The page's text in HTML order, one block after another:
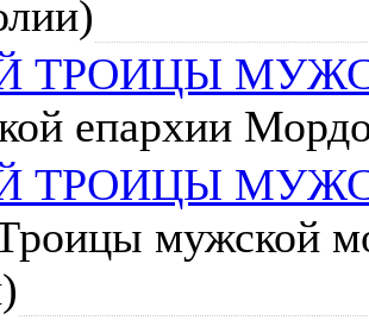
ТРОИЦЫ
епархии
ТРОИЦЫ
мужской